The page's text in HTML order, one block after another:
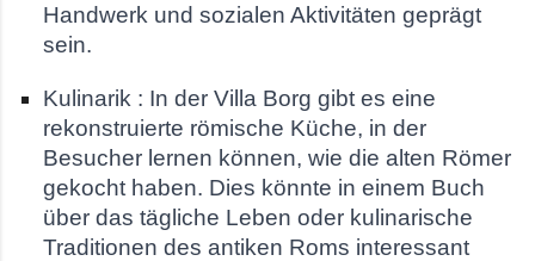
Handwerk und sozialen Aktivitäten geprägt
sein.
Kulinarik : In der Villa Borg gibt es eine
rekonstruierte römische Küche, in der
Besucher lernen können, wie die alten Römer
gekocht haben. Dies könnte in einem Buch
über das tägliche Leben oder kulinarische
Traditionen des antiken Roms interessant